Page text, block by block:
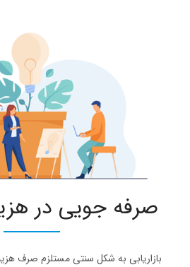
صرفه‌ جویی در
بازاریابی به شکل سنتی مستلزم صرف